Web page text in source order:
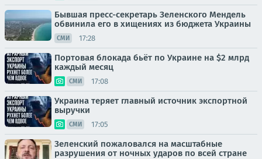
Бывшая пресс-секретарь Зеленского Мендель
обвинила его в хищениях из бюджета Украины
СМИ 17:28
Портовая блокада бьёт по Украине на $2 млрд
каждый месяц
СМИ 17:08
Украина теряет главный источник экспортной
выручки
СМИ 17:05
Зеленский пожаловался на масштабные
разрушения от ночных ударов по всей стране